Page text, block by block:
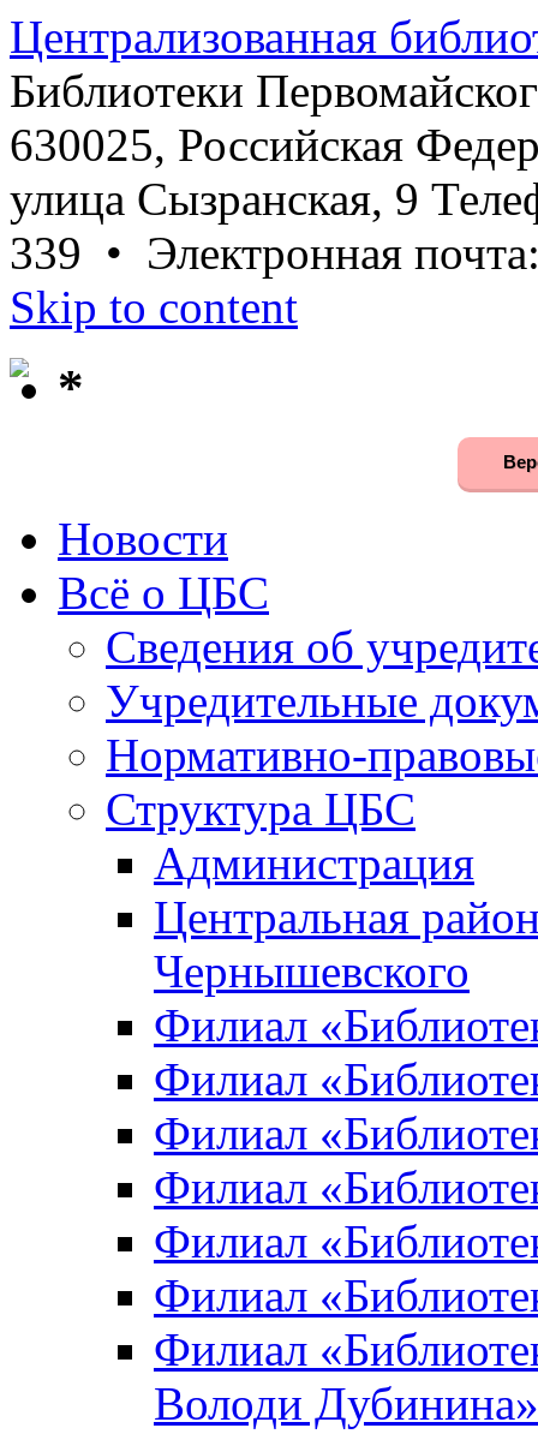
Централизованная
Библиотеки
630025, Российская
улица Сызранская, 9
339 • Электронная
Skip to content
*
Новости
Всё о ЦБС
Сведения об
Учредительные
Нормативно-
Структура ЦБС
Администрация
Центральная
Чернышевского
Филиал
Филиал
Филиал
Филиал
Филиал
Филиал
Филиал
Володи Дубинина»